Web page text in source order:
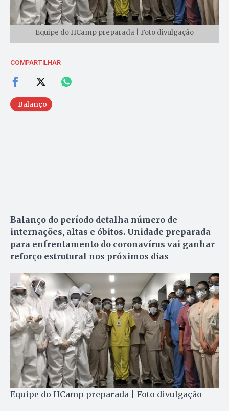
Equipe do HCamp preparada | Foto divulgação
COMPARTILHAR
Balanço
Balanço do período detalha número de
internações, altas e óbitos. Unidade preparada
para enfrentamento do coronavírus vai ganhar
reforço estrutural nos próximos dias
Equipe do HCamp preparada | Foto divulgação